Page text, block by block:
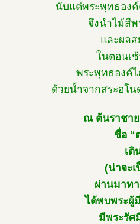
นับแต่พระพุทธอง
จึงนำไม้สีพ
และผล
ในตอนเ
พระพุทธองค์
ด้วยน้ำจากสระอโ
ณ ต้นราชา
ชื่อ “
เดิ
(น่าจะ
ผ่านมาท
ได้พบพระผู้
มีพระรัศ